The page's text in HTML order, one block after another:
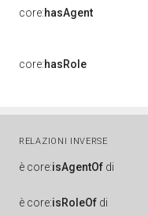
core:hasAgent
core:hasRole
RELAZIONI INVERSE
è core:isAgentOf di
è core:isRoleOf di